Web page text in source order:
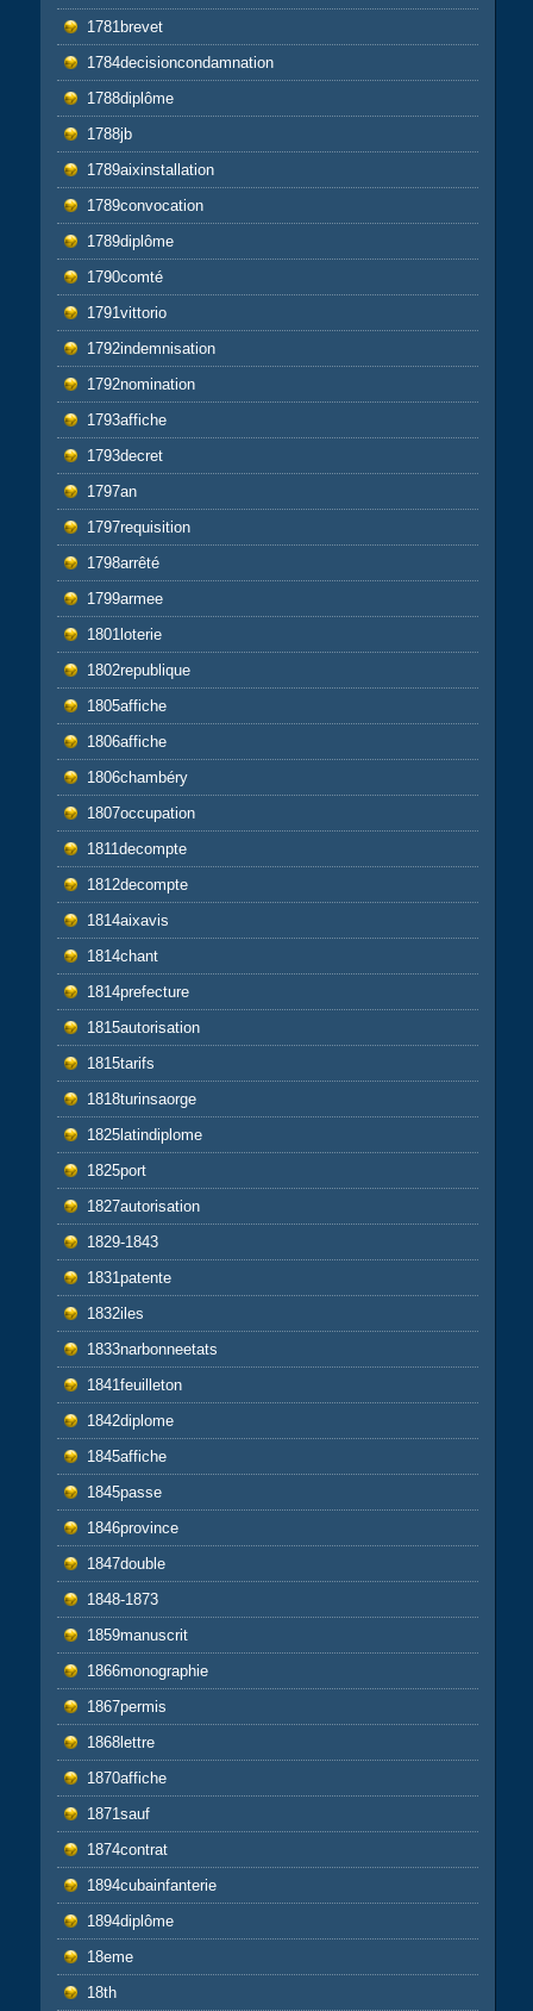
1781brevet
1784decisioncondamnation
1788diplôme
1788jb
1789aixinstallation
1789convocation
1789diplôme
1790comté
1791vittorio
1792indemnisation
1792nomination
1793affiche
1793decret
1797an
1797requisition
1798arrêté
1799armee
1801loterie
1802republique
1805affiche
1806affiche
1806chambéry
1807occupation
1811decompte
1812decompte
1814aixavis
1814chant
1814prefecture
1815autorisation
1815tarifs
1818turinsaorge
1825latindiplome
1825port
1827autorisation
1829-1843
1831patente
1832iles
1833narbonneetats
1841feuilleton
1842diplome
1845affiche
1845passe
1846province
1847double
1848-1873
1859manuscrit
1866monographie
1867permis
1868lettre
1870affiche
1871sauf
1874contrat
1894cubainfanterie
1894diplôme
18eme
18th